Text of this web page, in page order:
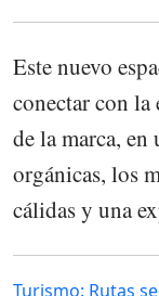
Este nuevo
conectar con
de la marca,
orgánicas, los
cálidas y una
Turismo: Rutas